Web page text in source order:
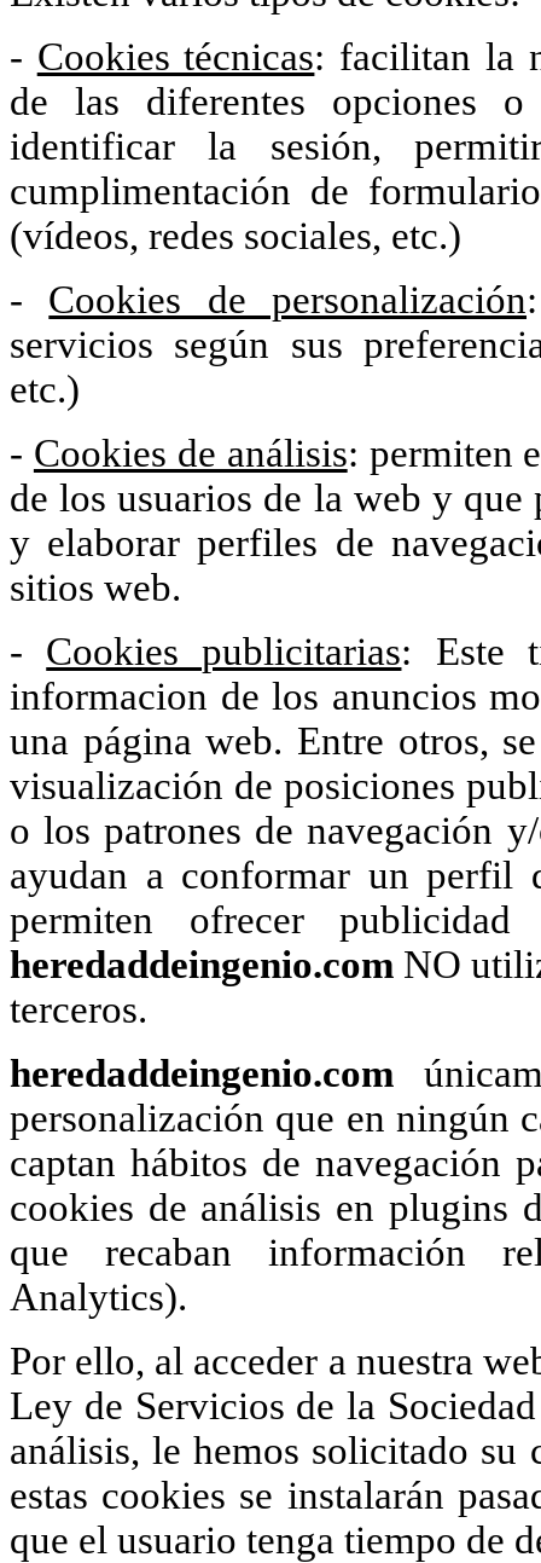
- Cookies técnicas: facilitan la
de las diferentes opciones
identificar la sesión,
cumplimentación de
(vídeos, redes sociales, etc.)
- Cookies de personalización
servicios según sus
etc.)
- Cookies de análisis: permiten
de los usuarios de la web y
y elaborar perfiles de
sitios web.
- Cookies publicitarias: Este
informacion de los anuncios
una página web. Entre otros,
visualización de posiciones
o los patrones de navegación
ayudan a conformar un perfil
permiten ofrecer
heredaddeingenio.com NO
terceros.
heredaddeingenio.com
personalización que en ningún
captan hábitos de navegación
cookies de análisis en plugins
que recaban información
Analytics).
Por ello, al acceder a nuestra
Ley de Servicios de la
análisis, le hemos solicitado su
estas cookies se instalarán
que el usuario tenga tiempo de